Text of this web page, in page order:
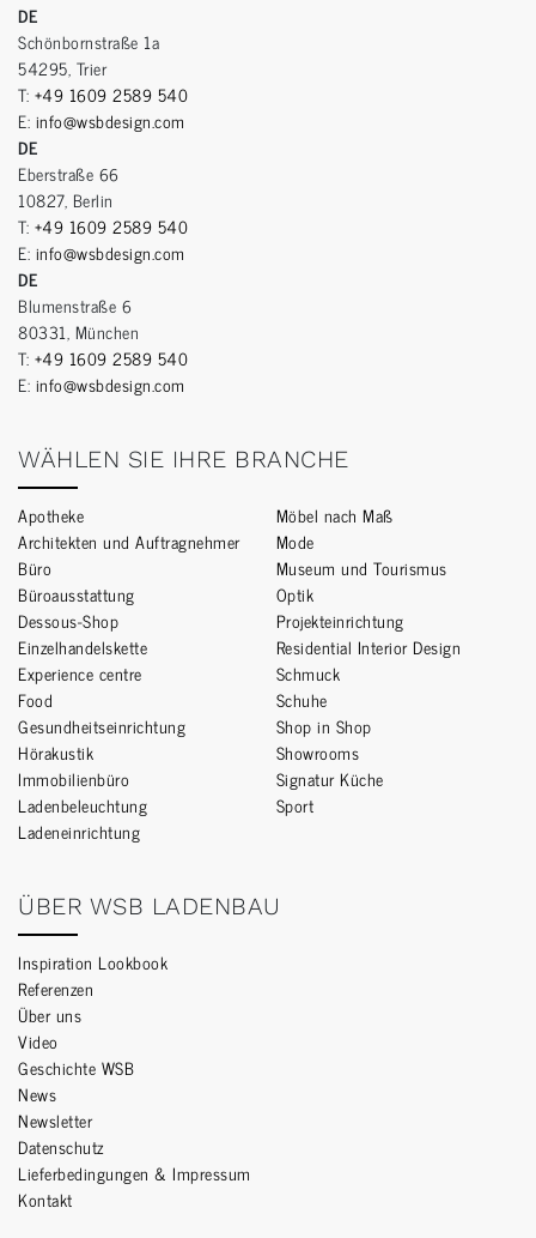
DE
Schönbornstraße 1a
54295, Trier
T: +49 1609 2589 540
E: info@wsbdesign.com
DE
Eberstraße 66
10827, Berlin
T: +49 1609 2589 540
E: info@wsbdesign.com
DE
Blumenstraße 6
80331, München
T: +49 1609 2589 540
E: info@wsbdesign.com
WÄHLEN SIE IHRE BRANCHE
Apotheke
Architekten und Auftragnehmer
Büro
Büroausstattung
Dessous-Shop
Einzelhandelskette
Experience centre
Food
Gesundheitseinrichtung
Hörakustik
Immobilienbüro
Ladenbeleuchtung
Ladeneinrichtung
Möbel nach Maß
Mode
Museum und Tourismus
Optik
Projekteinrichtung
Residential Interior Design
Schmuck
Schuhe
Shop in Shop
Showrooms
Signatur Küche
Sport
ÜBER WSB LADENBAU
Inspiration Lookbook
Referenzen
Über uns
Video
Geschichte WSB
News
Newsletter
Datenschutz
Lieferbedingungen & Impressum
Kontakt